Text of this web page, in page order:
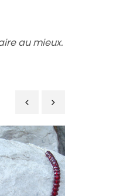
au mieux.
‹ ›